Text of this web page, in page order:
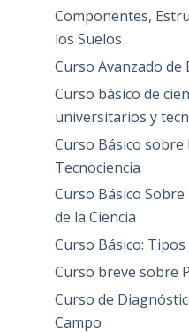
Componentes,
los Suelos
Curso Avanzado de
Curso básico de
universitarios y
Curso Básico sobre
Tecnociencia
Curso Básico
de la Ciencia
Curso Básico:
Curso breve sobre
Curso de
Campo